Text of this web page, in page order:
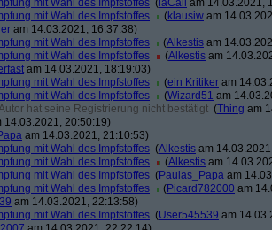
mit Wahl des Impfstoffes ( laCall
am 14.03.2021,
mit Wahl des Impfstoffes
(klausiw am
am 14.03.2021, 16:37:38)
mit Wahl des Impfstoffes
(Alkestis am
mit Wahl des Impfstoffes
(Alkestis am
am 14.03.2021, 18:19:03)
mit Wahl des Impfstoffes
(ein Kritiker am
mit Wahl des Impfstoffes
(Wizard51 am
hat seine Registrierung nicht bestätigt (Thing am
14.03.2021, 20:50:19)
am 14.03.2021, 21:10:53)
mit Wahl des Impfstoffes (Alkestis am
mit Wahl des Impfstoffes
(Alkestis am
mit Wahl des Impfstoffes (Paulas_Papa am
mit Wahl des Impfstoffes
(Picard782000 am
am 14.03.2021, 22:13:58)
mit Wahl des Impfstoffes (User545539 am